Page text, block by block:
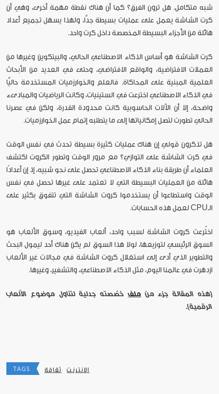
شبه متكامل. هل ترون الفرق؟ كما أن هناك نقطة مهمة أخرى، وهي أن
كرت الشاشة يعمل على عمليات بسيطة جدًّا، ولهذا يسهل تجميع أعداد
هائلة من الأجزاء البسيطة المخصصة داخل كرت واحد.
كرت الشاشة هو أساس الذكاء الاصطناعي الحالي، والبيتكوين وغيرها من
العملات الافتراضية، والواقع الافتراضي، وحتى في العديد من الأبحاث
العلمية المبنية على المحاكاة. فالعلم والخوارزميات المستخدمة حاليًّا
في الذكاء الاصطناعي اخترعت في الستينيات، وكانت الرياضيات والمبادىء
واضحة، إلا أن الآلات الحاسوبية كانت محدودة القدرة، ولكن في عصرنا
الحالي تطورت لتصل إمكانياتها إلى ما يتطلبه إتمام عمل الخوارزميات.
هل تذكرون قولي إن هناك عمليات كثيرة بسيطة تحدث في نفس الوقت
في كرت الشاشة على التوازي؟ مع مرور الوقت وتطور الكروت اكتشف
العلماء أن طريقة بناء الذكاء الاصطناعي تحصل على نحو شبيه، إذ إن أعدادًا
هائلة من العمليات البسيطة التي لا تعتمد على غيرها تحصل في نفس
الوقت واستطاعوا أن يستخدموا كروت الشاشة التي تتفوق بكثير على
الـCPU لعمل هذه الحسابات.
اختُرعت كروت الشاشة لسبب واحد، ألعاب الفيديو، وسوق الألعاب هو
السوق الرئيسي لتوزيعها، لولا هذا السوق لم يكن هناك أحد ليمول البحث
والتطوير الذي أدى إلى استغلال كروت الشاشة في مجالات غير الألعاب
ازدهرت في عالمنا اليوم، مثل الذكاء الاصطناعي، والتشفير، وغيرها.
[هذه المقالة جزء من ملفخصّصته جدلية لتناول موضوع الألعاب
الرقمية].
TAGS ثقافة الانترنت